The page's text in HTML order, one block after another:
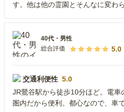
す。他は他の霊園とそんなに変わ
40代 ・ 男性
総合評価
5.0
交通利便性 5.0
JR鶯谷駅から徒歩10分ほど。電
圏内だから便利。都心なので、車